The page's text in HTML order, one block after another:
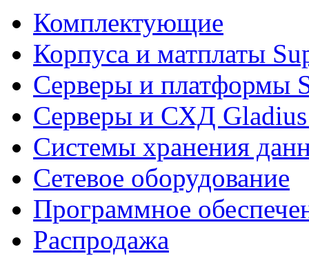
Комплектующие
Корпуса и матплаты
Серверы и платформы
Серверы и СХД Gladius
Системы хранения
Сетевое оборудование
Программное
Распродажа